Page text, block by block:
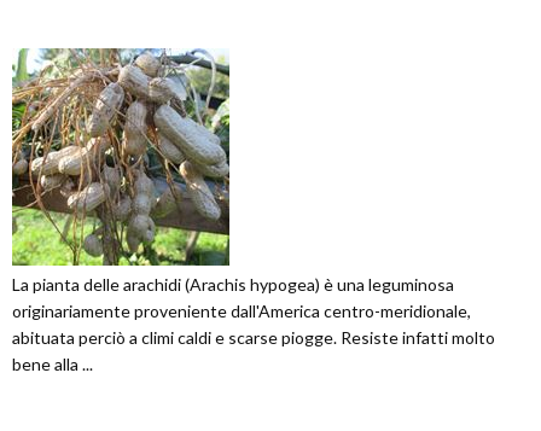
La pianta delle arachidi (Arachis hypogea) è una leguminosa
originariamente proveniente dall'America centro-meridionale,
abituata perciò a climi caldi e scarse piogge. Resiste infatti molto
bene alla ...